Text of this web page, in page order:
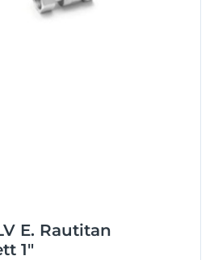
E. Rautitan
1"